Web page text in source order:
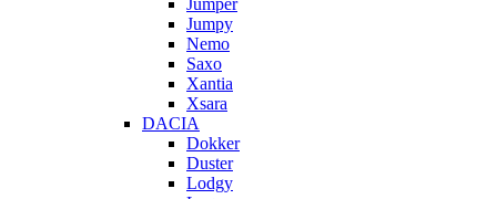
Jumpy
Nemo
Saxo
Xantia
Xsara
DACIA
Dokker
Duster
Lodgy